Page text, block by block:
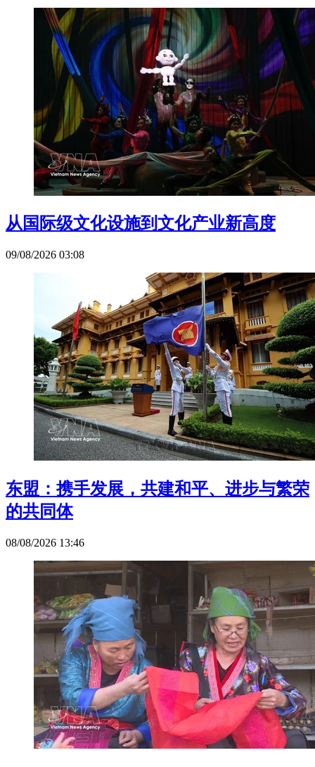
从国际级文化设施到文化产业新高度
09/08/2026 03:08
东盟：携手发展，共建和平、进步与繁荣
的共同体
08/08/2026 13:46